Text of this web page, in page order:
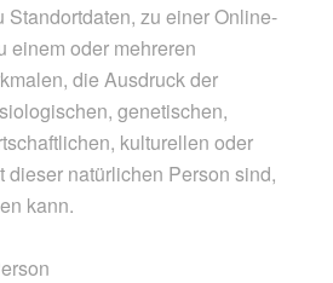
Standortdaten, zu einer Online-
einem oder mehreren
die Ausdruck der
genetischen,
kulturellen oder
dieser natürlichen Person sind,
kann.